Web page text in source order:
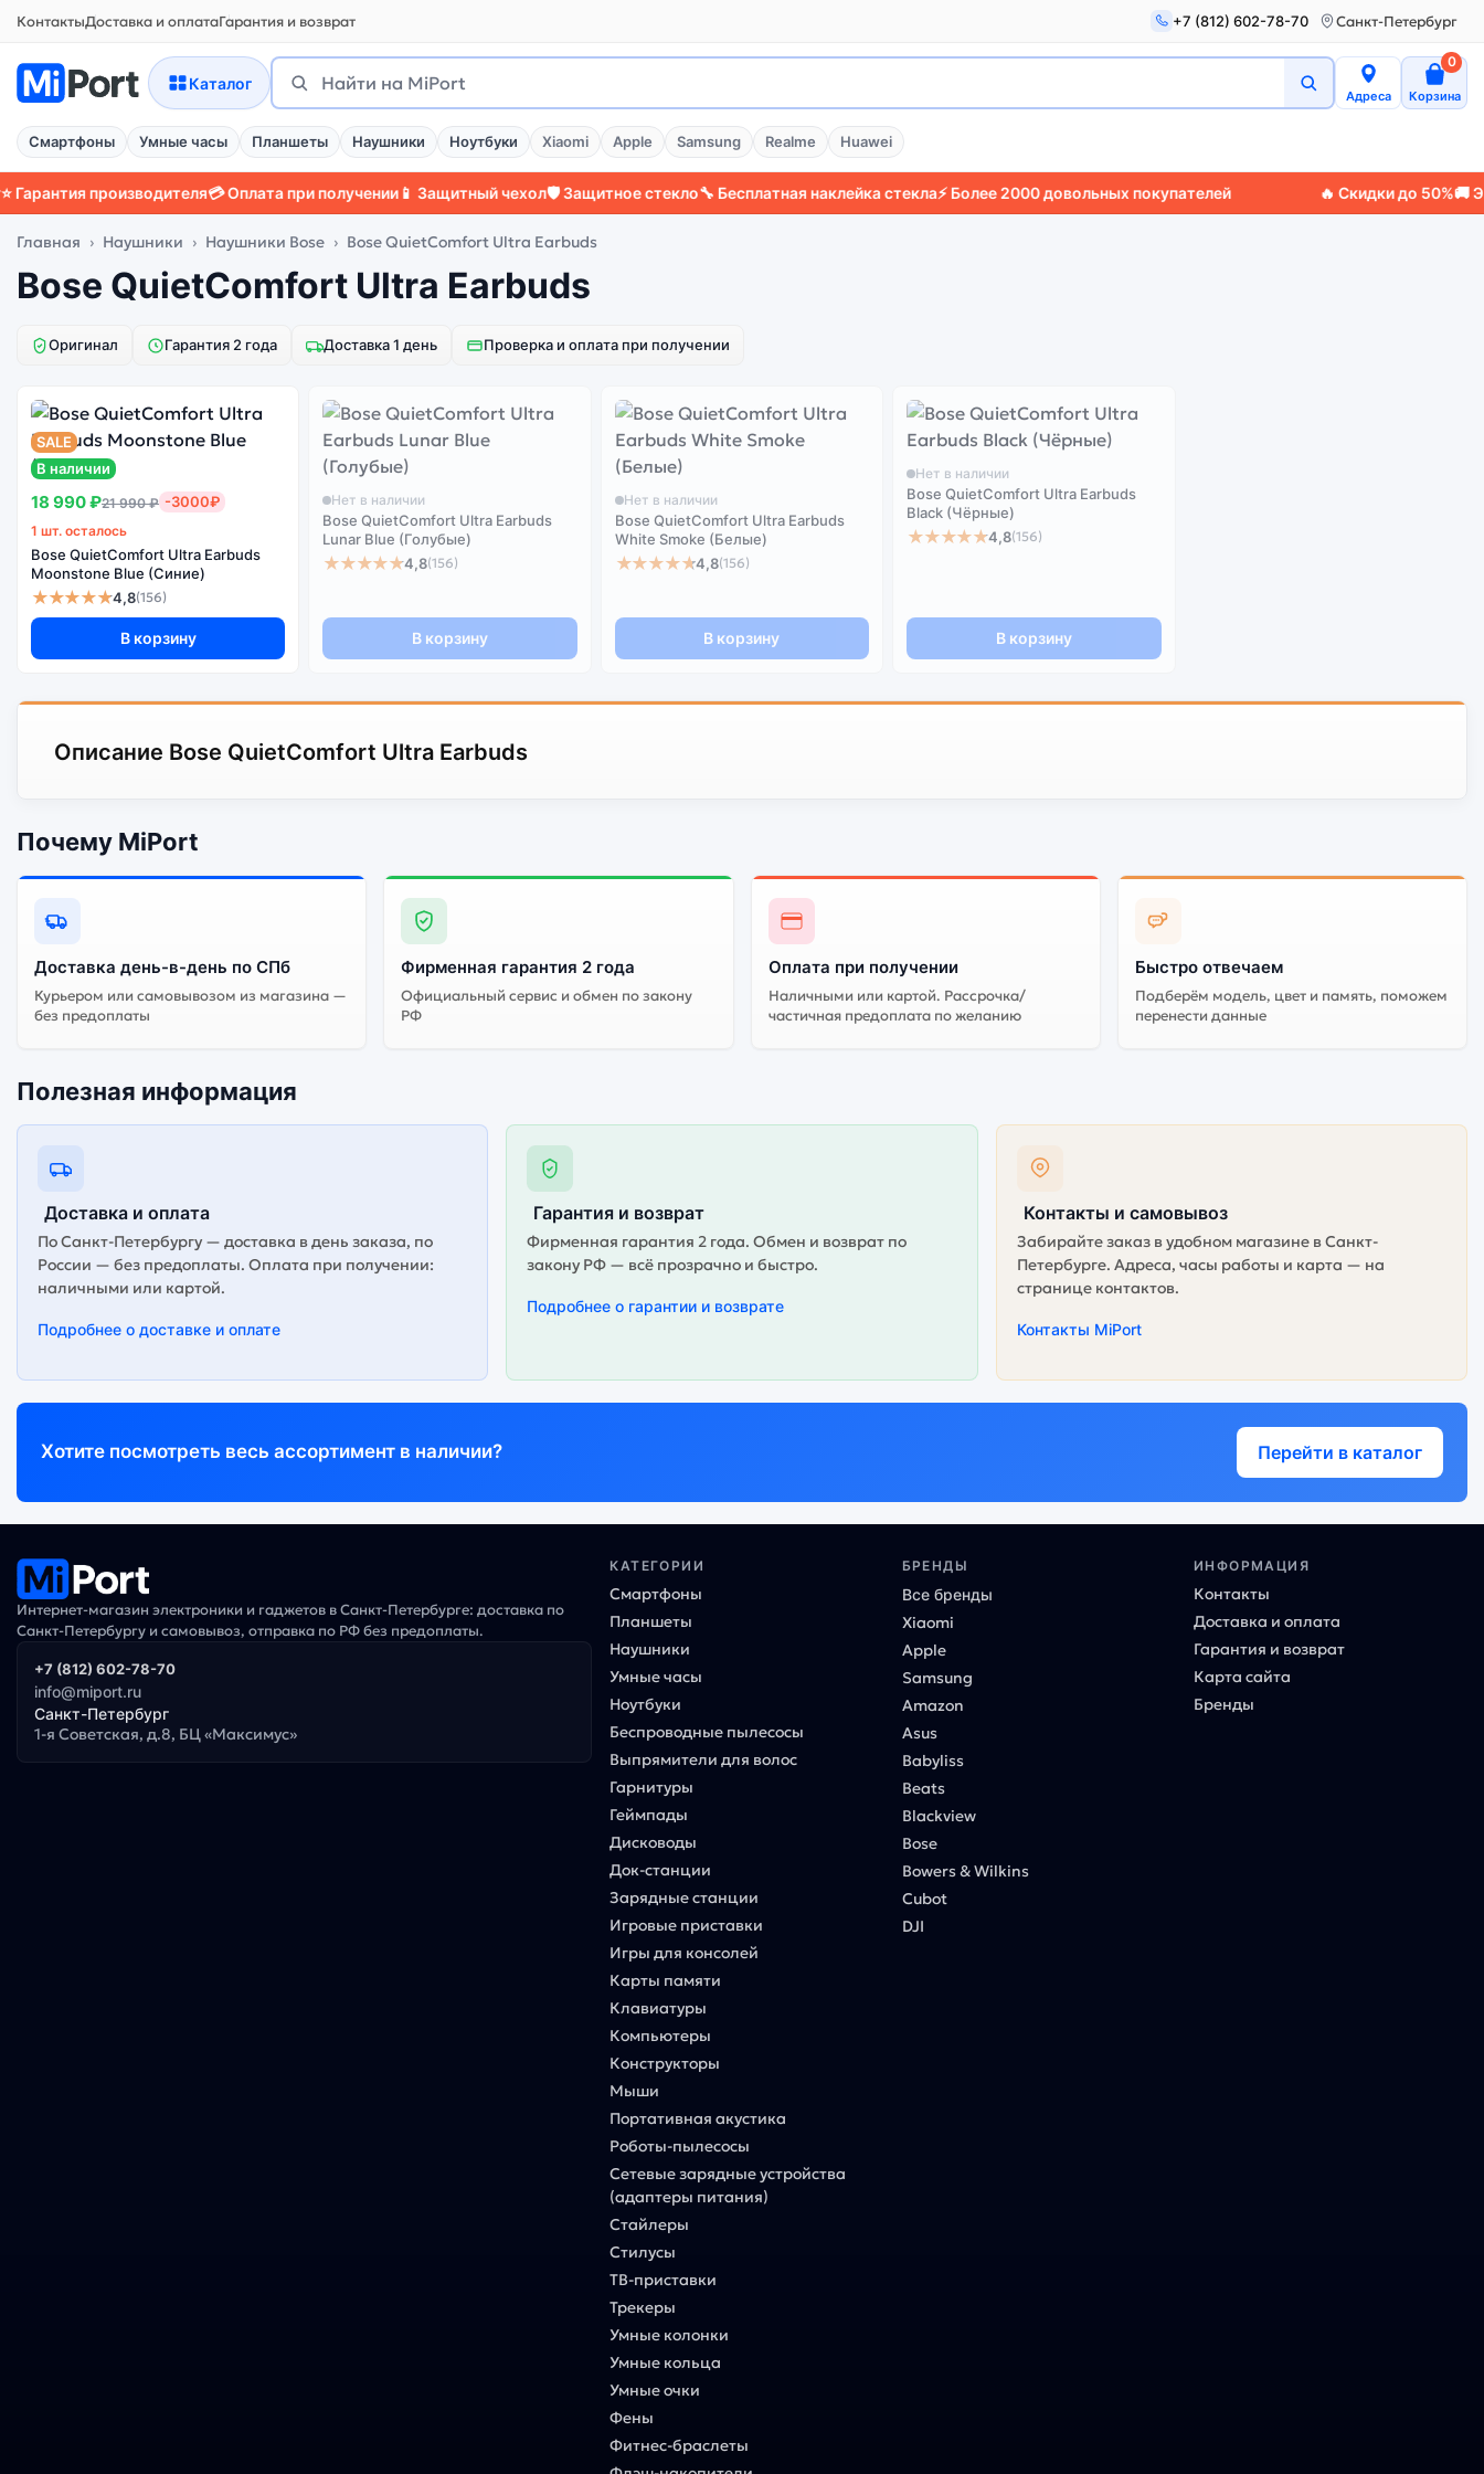
КонтактыДоставка и оплатаГарантия и возврат +7 (812) 602-78-70 Санкт-Петербург
Каталог
Поиск
Найти
Адреса Корзина
0
Смартфоны Умные часы Планшеты Наушники Ноутбуки Xiaomi Apple Samsung Realme Huawei
производителя💳 Оплата при получении📱 Защитный чехол🛡️ Защитное стекло🔧 Бесплатная наклейка стекла⚡ Более 2000 довольных покупателей 🔥 Скидки до 50%🚚
Главная Наушники Наушники Bose Bose QuietComfort Ultra Earbuds
Bose QuietComfort Ultra Earbuds
Оригинал Гарантия 2 года Доставка 1 день Проверка и оплата при получении
SALE
В наличии
18 990 ₽21 990 ₽ -3000₽
1 шт. осталось
Bose QuietComfort Ultra Earbuds
Moonstone Blue (Синие)
★★★★★4,8(156)
В корзину
Нет в наличии
Bose QuietComfort Ultra Earbuds
Lunar Blue (Голубые)
★★★★★4,8(156)
В корзину
Нет в наличии
Bose QuietComfort Ultra Earbuds
White Smoke (Белые)
★★★★★4,8(156)
В корзину
Нет в наличии
Bose QuietComfort Ultra Earbuds
Black (Чёрные)
★★★★★4,8(156)
В корзину
Описание Bose QuietComfort Ultra Earbuds
Почему MiPort
Доставка день-в-день по СПб
Курьером или самовывозом из магазина —
без предоплаты
Фирменная гарантия 2 года
Официальный сервис и обмен по закону
РФ
Оплата при получении
Наличными или картой. Рассрочка/
частичная предоплата по желанию
Быстро отвечаем
Подберём модель, цвет и память, поможем
перенести данные
Полезная информация
Доставка и оплата
По Санкт-Петербургу — доставка в день заказа, по
России — без предоплаты. Оплата при получении:
наличными или картой.
Подробнее о доставке и оплате
Гарантия и возврат
Фирменная гарантия 2 года. Обмен и возврат по
закону РФ — всё прозрачно и быстро.
Подробнее о гарантии и возврате
Контакты и самовывоз
Забирайте заказ в удобном магазине в Санкт-
Петербурге. Адреса, часы работы и карта — на
странице контактов.
Контакты MiPort
Хотите посмотреть весь ассортимент в наличии? Перейти в каталог
Интернет-магазин электроники и гаджетов в Санкт-Петербурге: доставка по
Санкт-Петербургу и самовывоз, отправка по РФ без предоплаты.
+7 (812) 602-78-70
info@miport.ru
Санкт-Петербург
1-я Советская, д.8, БЦ «Максимус»
КАТЕГОРИИ
Смартфоны
Планшеты
Наушники
Умные часы
Ноутбуки
Беспроводные пылесосы
Выпрямители для волос
Гарнитуры
Геймпады
Дисководы
Док-станции
Зарядные станции
Игровые приставки
Игры для консолей
Карты памяти
Клавиатуры
Компьютеры
Конструкторы
Мыши
Портативная акустика
Роботы-пылесосы
Сетевые зарядные устройства
(адаптеры питания)
Стайлеры
Стилусы
ТВ-приставки
Трекеры
Умные колонки
Умные кольца
Умные очки
Фены
Фитнес-браслеты
БРЕНДЫ
Все бренды
Xiaomi
Apple
Samsung
Amazon
Asus
Babyliss
Beats
Blackview
Bose
Bowers & Wilkins
Cubot
DJI
ИНФОРМАЦИЯ
Контакты
Доставка и оплата
Гарантия и возврат
Карта сайта
Бренды